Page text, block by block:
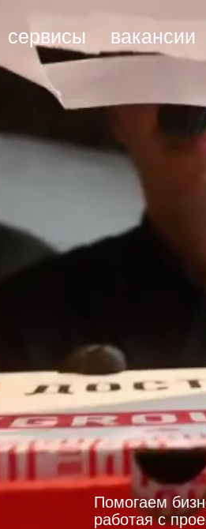
сервисы вакансии
Помогаем
работая с